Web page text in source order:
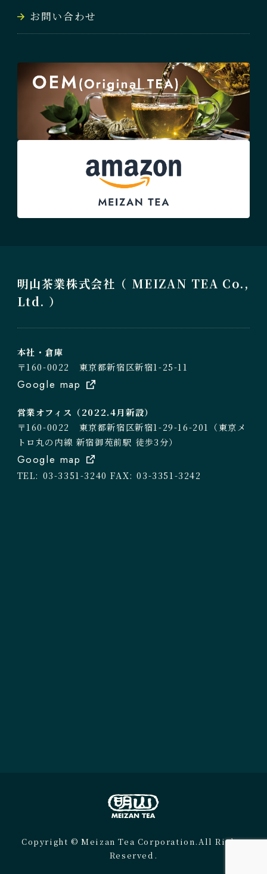
お問い合わせ
明山茶業株式会社（ MEIZAN TEA Co.,
Ltd. ）
本社・倉庫
〒160-0022 東京都新宿区新宿1-25-11
Google map
営業オフィス（2022.4月新設）
〒160-0022 東京都新宿区新宿1-29-16-201（東京メ
トロ丸の内線 新宿御苑前駅 徒歩3分）
Google map
TEL: 03-3351-3240 FAX: 03-3351-3242
Copyright © Meizan Tea Corporation.All Rights
Reserved.